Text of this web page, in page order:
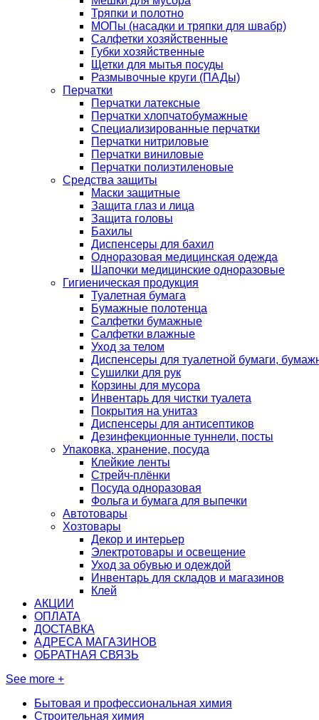
Тряпки и полотно
МОПы (насадки и тряпки для швабр)
Салфетки хозяйственные
Губки хозяйственные
Щетки для мытья посуды
Размывочные круги (ПАДы)
Перчатки
Перчатки латексные
Перчатки хлопчатобумажные
Специализированные перчатки
Перчатки нитриловые
Перчатки виниловые
Перчатки полиэтиленовые
Средства защиты
Маски защитные
Защита глаз и лица
Защита головы
Бахилы
Диспенсеры для бахил
Одноразовая медицинская одежда
Шапочки медицинские одноразовые
Гигиеническая продукция
Туалетная бумага
Бумажные полотенца
Салфетки бумажные
Салфетки влажные
Уход за телом
Диспенсеры для туалетной бумаги,
Сушилки для рук
Корзины для мусора
Инвентарь для чистки туалета
Покрытия на унитаз
Диспенсеры для антисептиков
Дезинфекционные туннели, посты
Упаковка, хранение, посуда
Клейкие ленты
Стрейч-плёнки
Посуда одноразовая
Фольга и бумага для выпечки
Автотовары
Хозтовары
Декор и интерьер
Электротовары и освещение
Уход за обувью и одеждой
Инвентарь для складов и магазинов
Клей
АКЦИИ
ОПЛАТА
ДОСТАВКА
АДРЕСА МАГАЗИНОВ
ОБРАТНАЯ СВЯЗЬ
See more +
Бытовая и профессиональная химия
Строительная химия